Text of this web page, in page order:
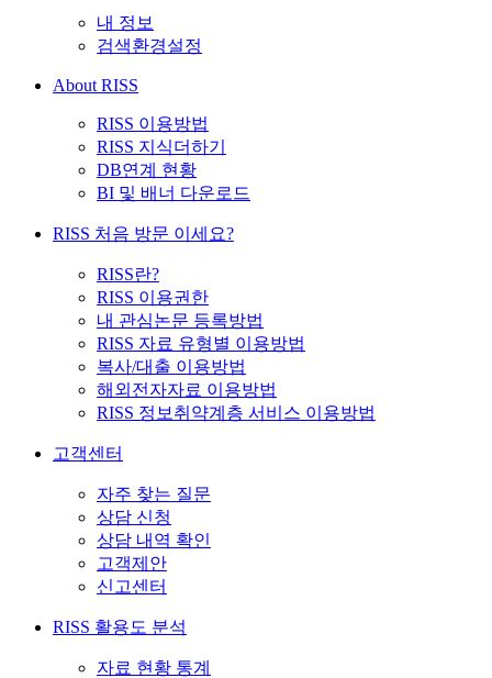
내 정보
검색환경설정
About RISS
RISS 이용방법
RISS 지식더하기
DB연계 현황
BI 및 배너 다운로드
RISS 처음 방문 이세요?
RISS란?
RISS 이용권한
내 관심논문 등록방법
RISS 자료 유형별 이용방법
복사/대출 이용방법
해외전자자료 이용방법
RISS 정보취약계층 서비스 이용방법
고객센터
자주 찾는 질문
상담 신청
상담 내역 확인
고객제안
신고센터
RISS 활용도 분석
자료 현황 통계